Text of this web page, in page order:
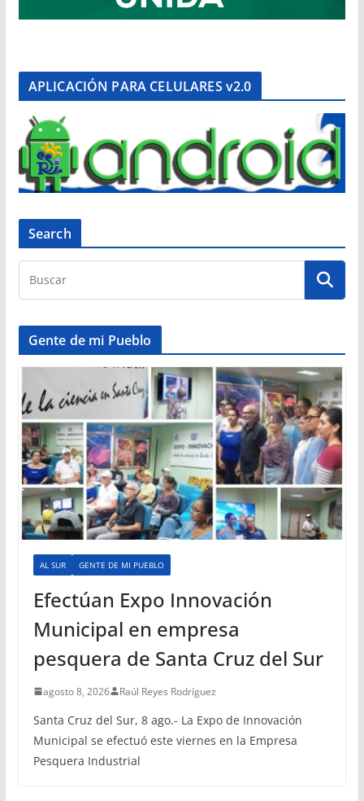
APLICACIÓN PARA CELULARES v2.0
Search
Gente de mi Pueblo
AL SUR GENTE DE MI PUEBLO
Efectúan Expo Innovación
Municipal en empresa
pesquera de Santa Cruz del Sur
agosto 8, 2026 Raúl Reyes Rodríguez
Santa Cruz del Sur, 8 ago.- La Expo de Innovación
Municipal se efectuó este viernes en la Empresa
Pesquera Industrial